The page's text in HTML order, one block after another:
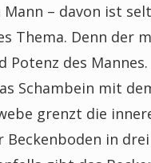
Mann – davon ist
Thema. Denn der
Potenz des
Schambein mit
grenzt die
Beckenboden in